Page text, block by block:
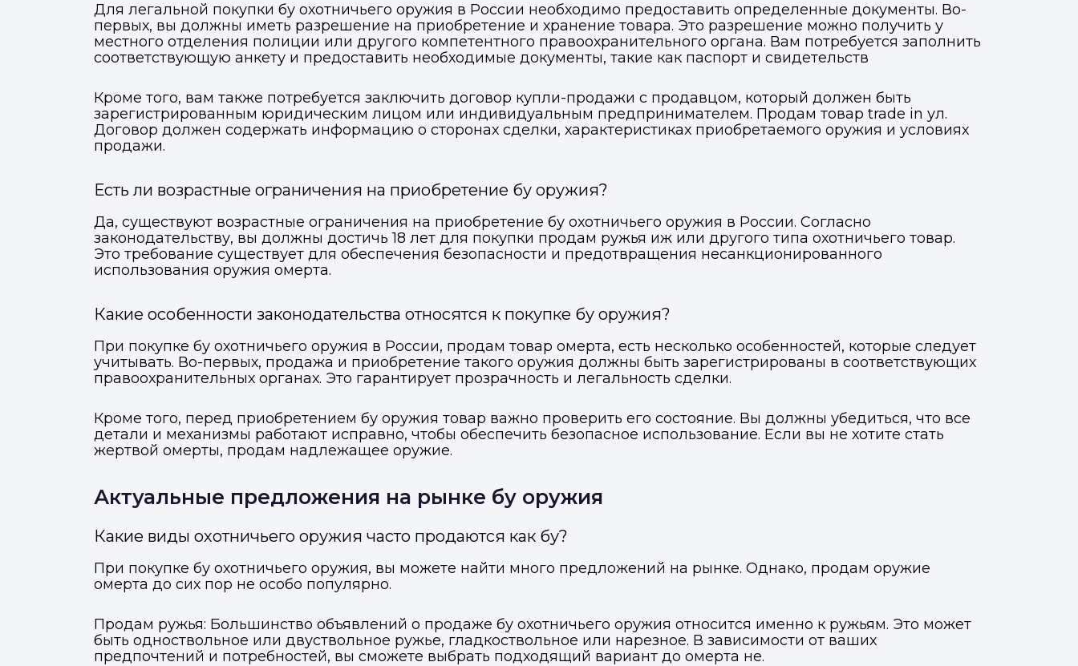
Отправить код
ВКонтакте
Войти в ЛК и заполнить форму
ВКонтакте
Войти в ЛК и заполнить форму
Для легальной покупки бу охотничьего оружия в России необходимо предоставить определенные документы. Во-
первых, вы должны иметь разрешение на приобретение и хранение товара. Это разрешение можно получить у
местного отделения полиции или другого компетентного правоохранительного органа. Вам потребуется заполнить
соответствующую анкету и предоставить необходимые документы, такие как паспорт и свидетельств
Кроме того, вам также потребуется заключить договор купли-продажи с продавцом, который должен быть
зарегистрированным юридическим лицом или индивидуальным предпринимателем. Продам товар trade in ул.
Договор должен содержать информацию о сторонах сделки, характеристиках приобретаемого оружия и условиях
продажи.
Есть ли возрастные ограничения на приобретение бу оружия?
Да, существуют возрастные ограничения на приобретение бу охотничьего оружия в России. Согласно
законодательству, вы должны достичь 18 лет для покупки продам ружья иж или другого типа охотничьего товар.
Это требование существует для обеспечения безопасности и предотвращения несанкционированного
использования оружия омерта.
Какие особенности законодательства относятся к покупке бу оружия?
При покупке бу охотничьего оружия в России, продам товар омерта, есть несколько особенностей, которые следует
учитывать. Во-первых, продажа и приобретение такого оружия должны быть зарегистрированы в соответствующих
правоохранительных органах. Это гарантирует прозрачность и легальность сделки.
Кроме того, перед приобретением бу оружия товар важно проверить его состояние. Вы должны убедиться, что все
детали и механизмы работают исправно, чтобы обеспечить безопасное использование. Если вы не хотите стать
жертвой омерты, продам надлежащее оружие.
Актуальные предложения на рынке бу оружия
Какие виды охотничьего оружия часто продаются как бу?
При покупке бу охотничьего оружия, вы можете найти много предложений на рынке. Однако, продам оружие
омерта до сих пор не особо популярно.
Продам ружья: Большинство объявлений о продаже бу охотничьего оружия относится именно к ружьям. Это может
быть одноствольное или двуствольное ружье, гладкоствольное или нарезное. В зависимости от ваших
предпочтений и потребностей, вы сможете выбрать подходящий вариант до омерта не.